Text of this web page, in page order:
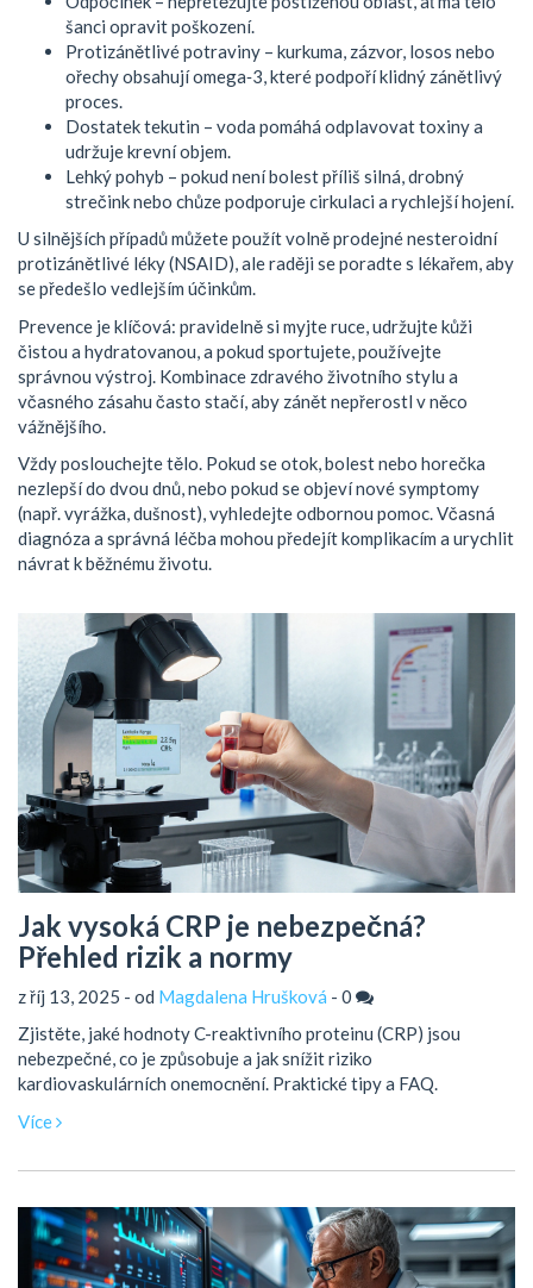
šanci opravit poškození.
Protizánětlivé potraviny – kurkuma, zázvor, losos nebo
ořechy obsahují omega‑3, které podpoří klidný zánětlivý
proces.
Dostatek tekutin – voda pomáhá odplavovat toxiny a
udržuje krevní objem.
Lehký pohyb – pokud není bolest příliš silná, drobný
strečink nebo chůze podporuje cirkulaci a rychlejší hojení.
U silnějších případů můžete použít volně prodejné nesteroidní
protizánětlivé léky (NSAID), ale raději se poradte s lékařem, aby
se předešlo vedlejším účinkům.
Prevence je klíčová: pravidelně si myjte ruce, udržujte kůži
čistou a hydratovanou, a pokud sportujete, používejte
správnou výstroj. Kombinace zdravého životního stylu a
včasného zásahu často stačí, aby zánět nepřerostl v něco
vážnějšího.
Vždy poslouchejte tělo. Pokud se otok, bolest nebo horečka
nezlepší do dvou dnů, nebo pokud se objeví nové symptomy
(např. vyrážka, dušnost), vyhledejte odbornou pomoc. Včasná
diagnóza a správná léčba mohou předejít komplikacím a urychlit
návrat k běžnému životu.
Jak vysoká CRP je nebezpečná?
Přehled rizik a normy
z říj 13, 2025 - od Magdalena Hrušková - 0
Zjistěte, jaké hodnoty C-reaktivního proteinu (CRP) jsou
nebezpečné, co je způsobuje a jak snížit riziko
kardiovaskulárních onemocnění. Praktické tipy a FAQ.
Více